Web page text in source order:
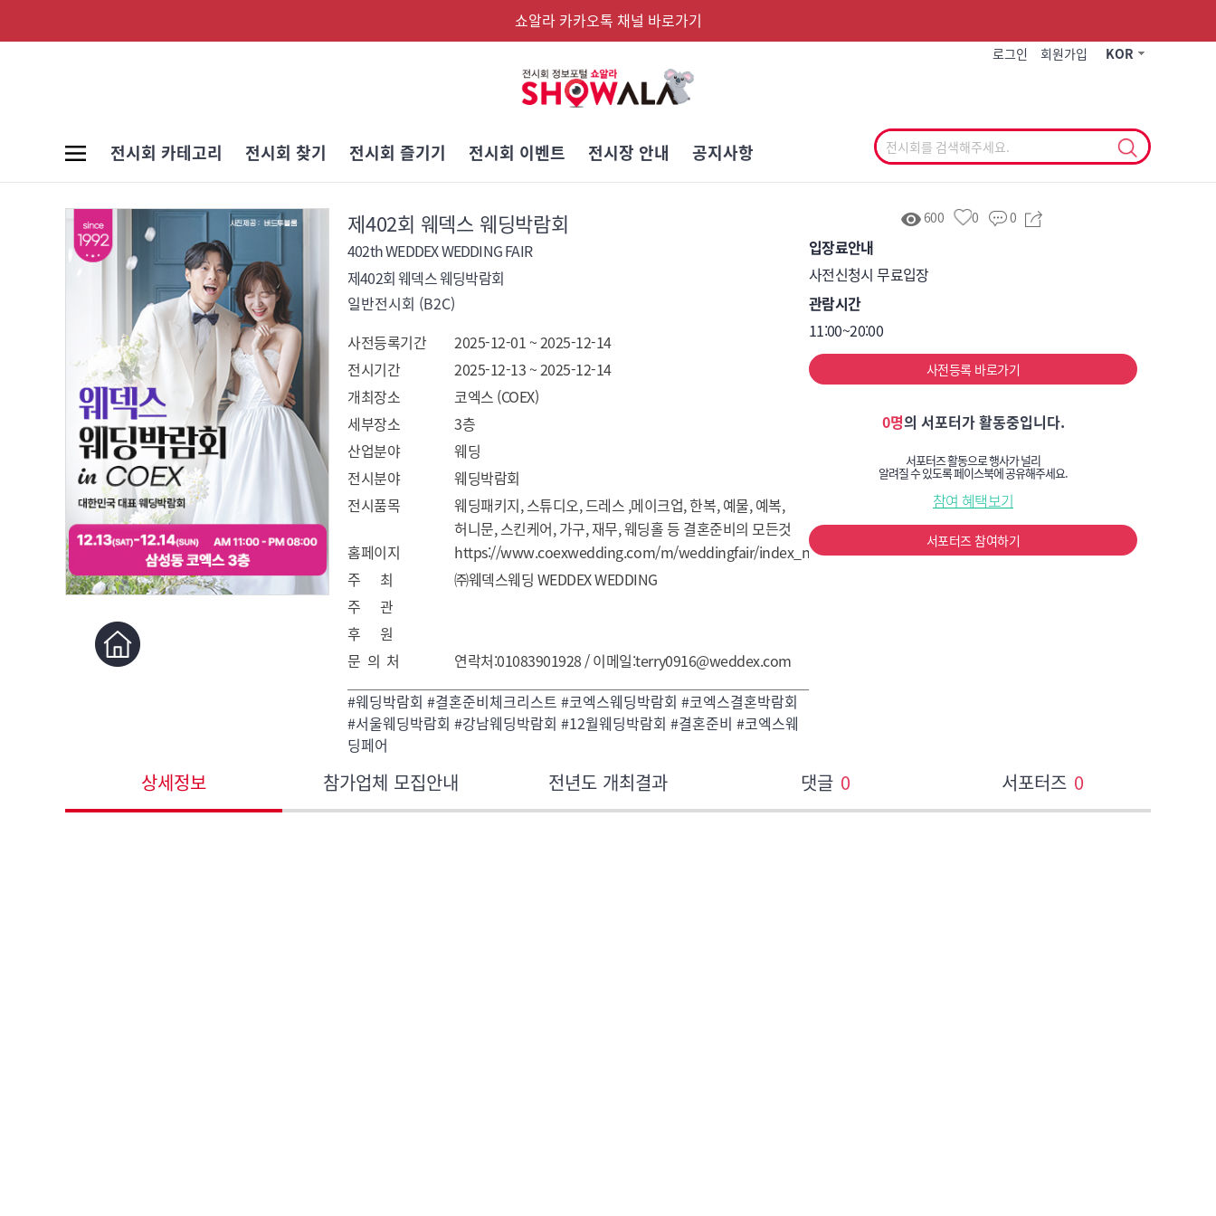
쇼알라 카카오톡 채널 바로가기
로그인 회원가입 KOR
전시회 카테고리 전시회 찾기 전시회 즐기기 전시회 이벤트 전시장 안내 공지사항
제402회 웨덱스 웨딩박람회
402th WEDDEX WEDDING FAIR
제402회 웨덱스 웨딩박람회
일반전시회 (B2C)
사전등록기간
2025-12-01 ~ 2025-12-14
전시기간
2025-12-13 ~ 2025-12-14
개최장소
코엑스 (COEX)
세부장소
3층
산업분야
웨딩
전시분야
웨딩박람회
전시품목
웨딩패키지, 스튜디오, 드레스 ,메이크업, 한복, 예물, 예복,
허니문, 스킨케어, 가구, 재무, 웨딩홀 등 결혼준비의 모든것
홈페이지
https://www.coexwedding.com/m/weddingfair/index_n6.php
주 최
㈜웨덱스웨딩 WEDDEX WEDDING
주 관
후 원
문 의 처
연락처:01083901928 / 이메일:terry0916@weddex.com
#웨딩박람회 #결혼준비체크리스트 #코엑스웨딩박람회 #코엑스결혼박람회
#서울웨딩박람회 #강남웨딩박람회 #12월웨딩박람회 #결혼준비 #코엑스웨
딩페어
600 0 0
입장료안내
사전신청시 무료입장
관람시간
11:00~20:00
사전등록 바로가기
0명의 서포터가 활동중입니다.
서포터즈 활동으로 행사가 널리
알려질 수 있도록 페이스북에 공유해주세요.
참여 혜택보기
서포터즈 참여하기
상세정보 참가업체 모집안내 전년도 개최결과 댓글 0 서포터즈 0